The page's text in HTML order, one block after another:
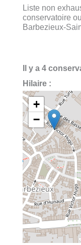
Liste non
conservatoire
Barbezieux-
Il y a 4
Hilaire :
+
−